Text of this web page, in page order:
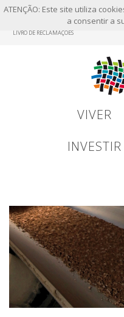
ATENÇÃO: Este site utiliza
a consentir a
LIVRO DE RECLAMAÇÕES
VIVER
INVESTIR